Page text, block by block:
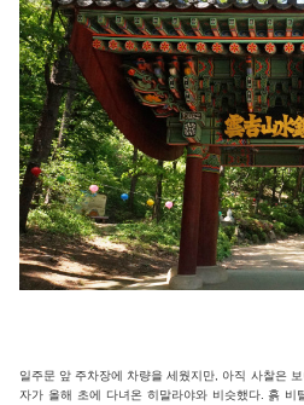
일주문 앞 주차장에 차량을 세웠지만, 아직 사찰은
자가 올해 초에 다녀온 히말라야와 비슷했다. 흙 비